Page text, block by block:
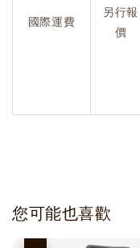
國際運費
另行報
價
您可能也喜歡